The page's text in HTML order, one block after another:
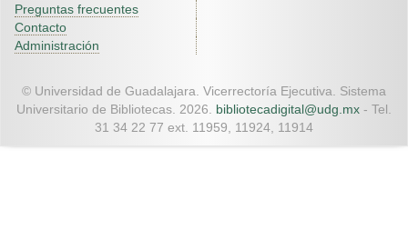
Preguntas frecuentes
Contacto
Administración
© Universidad de Guadalajara. Vicerrectoría Ejecutiva. Sistema
Universitario de Bibliotecas. 2026. bibliotecadigital@udg.mx - Tel.
31 34 22 77 ext. 11959, 11924, 11914